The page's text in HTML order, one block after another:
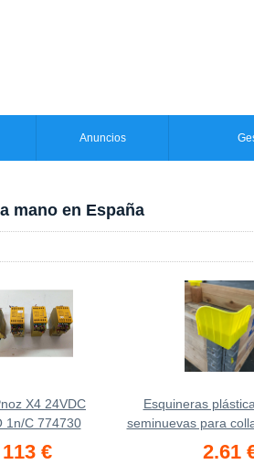
Anuncios
mano en España
X4 24VDC
1n/C 774730
113 €
Esquineras
seminuevas para
2.61